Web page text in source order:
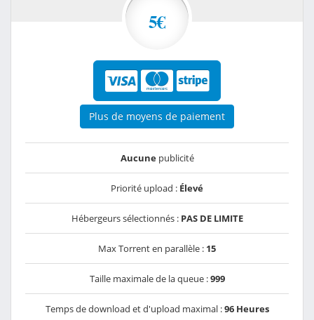
5€
Plus de moyens de paiement
Aucunepublicité
Priorité upload : Élevé
Hébergeurs sélectionnés : PAS DE LIMITE
Max Torrent en parallèle : 15
Taille maximale de la queue :999
Temps de download et d'upload maximal :96 Heures